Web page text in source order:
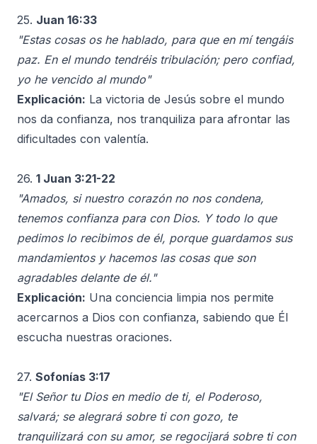
25. Juan 16:33
"Estas cosas os he hablado, para que en mí tengáis
paz. En el mundo tendréis tribulación; pero confiad,
yo he vencido al mundo"
Explicación: La victoria de Jesús sobre el mundo
nos da confianza, nos tranquiliza para afrontar las
dificultades con valentía.
26. 1 Juan 3:21-22
"Amados, si nuestro corazón no nos condena,
tenemos confianza para con Dios. Y todo lo que
pedimos lo recibimos de él, porque guardamos sus
mandamientos y hacemos las cosas que son
agradables delante de él."
Explicación: Una conciencia limpia nos permite
acercarnos a Dios con confianza, sabiendo que Él
escucha nuestras oraciones.
27. Sofonías 3:17
"El Señor tu Dios en medio de ti, el Poderoso,
salvará; se alegrará sobre ti con gozo, te
tranquilizará con su amor, se regocijará sobre ti con